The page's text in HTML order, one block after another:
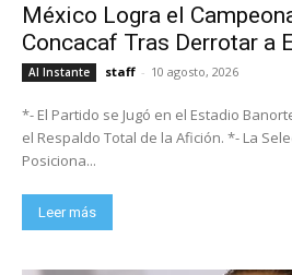
México Logra el
Concacaf Tras Derrotar a
Al Instante staff - 10 agosto, 2026
*- El Partido se Jugó en el Estadio
el Respaldo Total de la Afición. *- La
Posiciona...
Leer más